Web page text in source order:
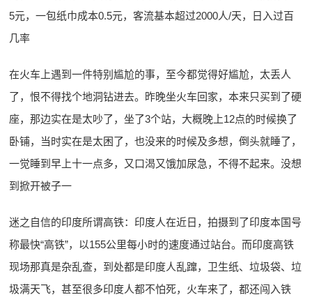
5元，一包纸巾成本0.5元，客流基本超过2000人/天，日入过百
几率
在火车上遇到一件特别尴尬的事，至今都觉得好尴尬，太丢人
了，恨不得找个地洞钻进去。昨晚坐火车回家，本来只买到了硬
座，那边实在是太吵了，坐了3个站，大概晚上12点的时候换了
卧铺，当时实在是太困了，也没来的时候及多想，倒头就睡了，
一觉睡到早上十一点多，又口渴又饿加尿急，不得不起来。没想
到掀开被子一
迷之自信的印度所谓高铁：印度人在近日，拍摄到了印度本国号
称最快“高铁”，以155公里每小时的速度通过站台。而印度高铁
现场那真是杂乱查，到处都是印度人乱蹿，卫生纸、垃圾袋、垃
圾满天飞，甚至很多印度人都不怕死，火车来了，都还闯入铁